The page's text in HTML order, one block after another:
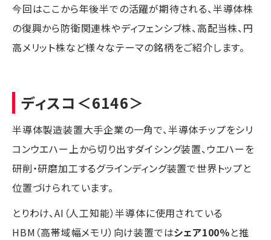
今回はここから年後半での活躍が期待される、半導体株
の復興から防衛関連株やディフェンシブ株、高配当株、円
高メリット株など様々なテーマの銘柄をご紹介します。
ディスコ ＜6146＞
半導体製造装置大手企業の一角で、半導体チップをシリ
コンウエハー上から切り出すダイシング装置、ウエハーを
研削・研磨加工するグラインディング装置で世界トップと
位置づけられています。
とりわけ、AI（人工知能）半導体に使用されている
HBM（高帯域幅メモリ）向け装置ではシェア100％と推